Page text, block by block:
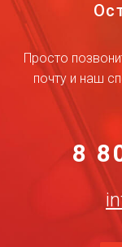
Просто
почту и наш
8